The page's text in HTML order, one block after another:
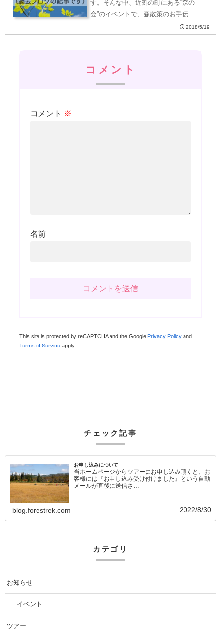
す。そんな中、近郊の町にある“森の
会”のイベントで、森散策のお手伝…
2018/5/19
コメント
コメント ※
名前
This site is protected by reCAPTCHA and the Google Privacy Policy and
Terms of Service apply.
チェック記事
お申し込みについて
当ホームページからツアーにお申し込み頂くと、お
客様には『お申し込み受け付けました』という自動
メールが直後に送信さ…
blog.forestrek.com 2022/8/30
カテゴリ
お知らせ
イベント
ツアー